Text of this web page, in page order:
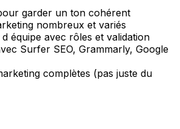
garder un ton cohérent
nombreux et variés
équipe avec rôles et validation
Surfer SEO, Grammarly, Google
complètes (pas juste du